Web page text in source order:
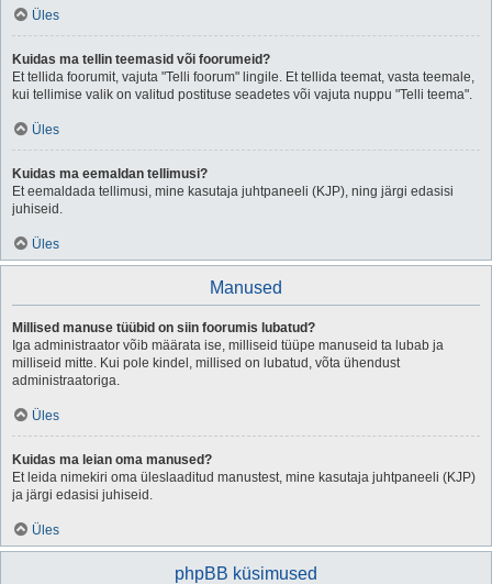
Üles
Kuidas ma tellin teemasid või foorumeid?
Et tellida foorumit, vajuta "Telli foorum" lingile. Et tellida teemat, vasta teemale,
kui tellimise valik on valitud postituse seadetes või vajuta nuppu "Telli teema".
Üles
Kuidas ma eemaldan tellimusi?
Et eemaldada tellimusi, mine kasutaja juhtpaneeli (KJP), ning järgi edasisi
juhiseid.
Üles
Manused
Millised manuse tüübid on siin foorumis lubatud?
Iga administraator võib määrata ise, milliseid tüüpe manuseid ta lubab ja
milliseid mitte. Kui pole kindel, millised on lubatud, võta ühendust
administraatoriga.
Üles
Kuidas ma leian oma manused?
Et leida nimekiri oma üleslaaditud manustest, mine kasutaja juhtpaneeli (KJP)
ja järgi edasisi juhiseid.
Üles
phpBB küsimused